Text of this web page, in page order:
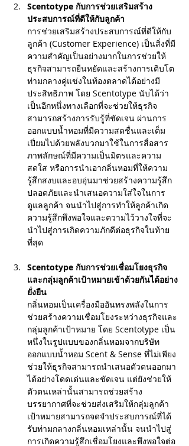
Scentotype กับการช่วยเสริมสร้าง
ประสบการณ์ที่ดีให้กับลูกค้า
การช่วยเสริมสร้างประสบการณ์ที่ดีให้กับ
ลูกค้า (Customer Experience) เป็นสิ่งที่มี
ความสำคัญเป็นอย่างมากในการช่วยให้
ธุรกิจสามารถยืนหยัดและสร้างการเติบโต
ท่ามกลางคู่แข่งในท้องตลาดได้อย่างมี
ประสิทธิภาพ โดย Scentotype นับได้ว่า
เป็นอีกหนึ่งทางเลือกที่จะช่วยให้ธุรกิจ
สามารถสร้างการรับรู้ที่ชัดเจน ผ่านการ
ออกแบบน้ำหอมที่มีความสดชื่นและเต็ม
เปี่ยมไปด้วยพลังบวกมาใช้ในการสื่อสาร
ภาพลักษณ์ที่มีความเป็นมิตรและความ
สดใส หรือการนำเอากลิ่นหอมที่ให้ความ
รู้สึกสงบและอบอุ่นมาช่วยสร้างความรู้สึก
ปลอดภัยและนำเสนอความใส่ใจในการ
ดูแลลูกค้า จนนำไปสู่การทำให้ลูกค้าเกิด
ความรู้สึกพึงพอใจและความไว้วางใจที่จะ
นำไปสู่การเกิดความภักดีต่อธุรกิจในท้าย
ที่สุด
Scentotype กับการช่วยเชื่อมโยงธุรกิจ
และกลุ่มลูกค้าเป้าหมายเข้าด้วยกันได้อย่าง
ยั่งยืน
กลิ่นหอมเป็นเครื่องมืออันทรงพลังในการ
ช่วยสร้างความเชื่อมโยงระหว่างธุรกิจและ
กลุ่มลูกค้าเป้าหมาย โดย Scentotype เป็น
หนึ่งในรูปแบบของกลิ่นหอมจากบริษัท
ออกแบบน้ำหอม Scent & Sense ที่ไม่เพียง
ช่วยให้ธุรกิจสามารถนำเสนอตัวตนออกมา
ได้อย่างโดดเด่นและชัดเจน แต่ยังช่วยให้
ตัวตนเหล่านั้นสามารถช่วยสร้าง
บรรยากาศที่จะช่วยส่งเสริมให้กลุ่มลูกค้า
เป้าหมายสามารถจดจำประสบการณ์ที่ได้
รับท่ามกลางกลิ่นหอมเหล่านั้น จนนำไปสู่
การเกิดความรู้สึกเชื่อมโยงและพึงพอใจต่อ